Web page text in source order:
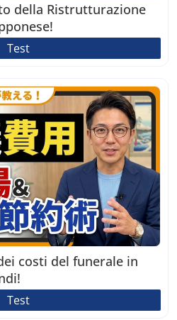
della Ristrutturazione
Test
costi del funerale in
Test